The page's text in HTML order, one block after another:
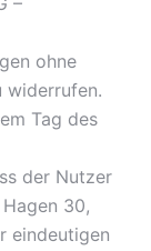
ohne
widerrufen.
Tag des
der Nutzer
30,
eindeutigen